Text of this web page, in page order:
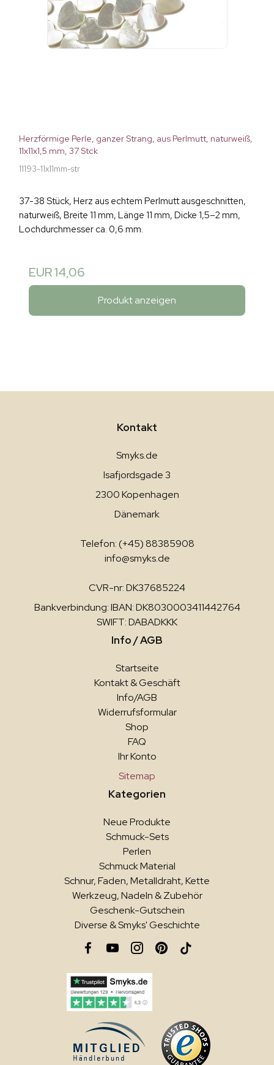
Herzförmige Perle, ganzer Strang, aus Perlmutt, naturweiß,
11x11x1,5 mm, 37 Stck
11193-11x11mm-str
37-38 Stück, Herz aus echtem Perlmutt ausgeschnitten,
naturweiß, Breite 11 mm, Länge 11 mm, Dicke 1,5–2 mm,
Lochdurchmesser ca. 0,6 mm.
EUR 14,06
Produkt anzeigen
Kontakt
Smyks.de
Isafjordsgade 3
2300 Kopenhagen
Dänemark
Telefon: (+45) 88385908
info@smyks.de
CVR-nr: DK37685224
Bankverbindung: IBAN: DK8030003411442764
SWIFT: DABADKKK
Info / AGB
Startseite
Kontakt & Geschäft
Info/AGB
Widerrufsformular
Shop
FAQ
Ihr Konto
Sitemap
Kategorien
Neue Produkte
Schmuck-Sets
Perlen
Schmuck Material
Schnur, Faden, Metalldraht, Kette
Werkzeug, Nadeln & Zubehör
Geschenk-Gutschein
Diverse & Smyks' Geschichte